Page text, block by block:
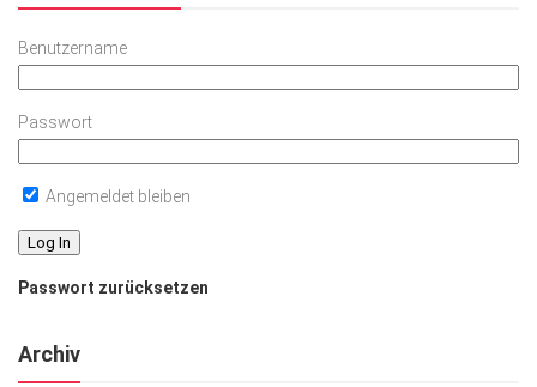
Benutzername
Passwort
Angemeldet bleiben
Passwort zurücksetzen
Archiv